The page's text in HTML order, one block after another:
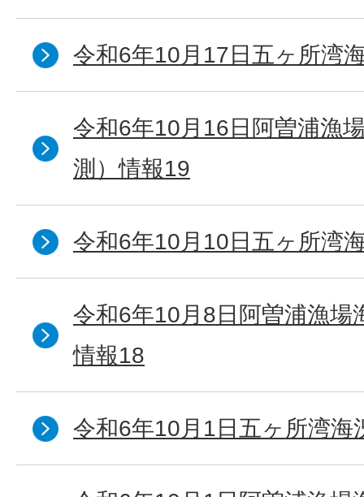
令和6年10月17日五ヶ所湾
令和6年10月16日阿曽浦漁
測）情報19
令和6年10月10日五ヶ所湾
令和6年10月8日阿曽浦漁場
情報18
令和6年10月1日五ヶ所湾海